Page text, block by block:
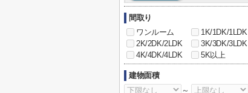
間取り
ワンルーム
1K/1DK/1LDK
2K/2DK/2LDK
3K/3DK/3LDK
4K/4DK/4LDK
5K以上
建物面積
～